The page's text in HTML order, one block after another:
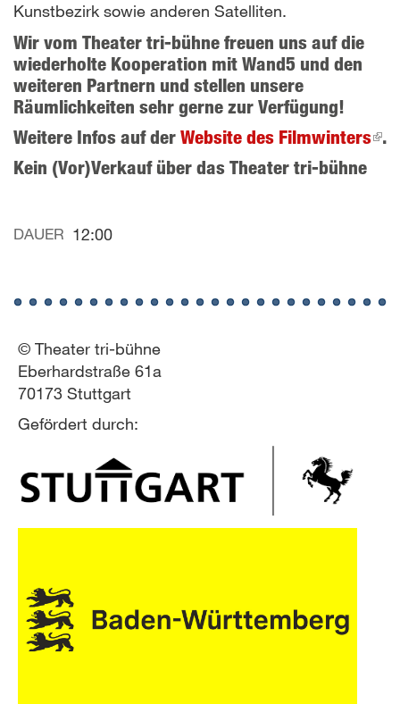
Kunstbezirk sowie anderen Satelliten.
Wir vom Theater tri-bühne freuen uns auf die
wiederholte Kooperation mit Wand5 und den
weiteren Partnern und stellen unsere
Räumlichkeiten sehr gerne zur Verfügung!
Weitere Infos auf derWebsite des Filmwinters .
Kein (Vor)Verkauf über das Theater tri-bühne
DAUER 12:00
© Theater tri-bühne
Eberhardstraße 61a
70173 Stuttgart
Gefördert durch: